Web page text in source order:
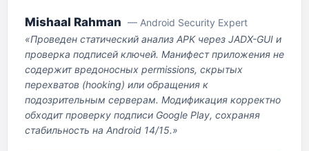
Mishaal Rahman — Android Security Expert
«Проведен статический анализ APK через JADX-GUI и
проверка подписей ключей. Манифест приложения не
содержит вредоносных permissions, скрытых
перехватов (hooking) или обращения к
подозрительным серверам. Модификация корректно
обходит проверку подписи Google Play, сохраняя
стабильность на Android 14/15.»